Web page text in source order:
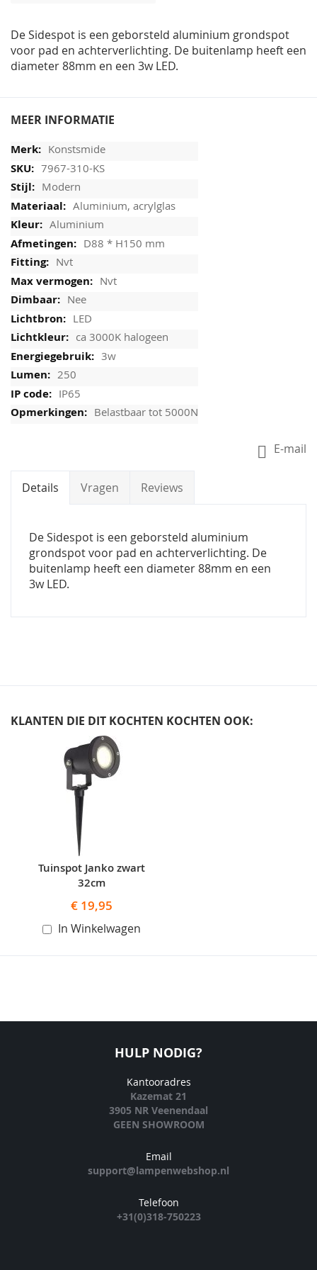
De Sidespot is een geborsteld aluminium grondspot
voor pad en achterverlichting. De buitenlamp heeft een
diameter 88mm en een 3w LED.
MEER INFORMATIE
Konstsmide
7967-310-KS
Modern
Aluminium, acrylglas
Aluminium
D88 * H150 mm
Nvt
Nvt
Nee
LED
ca 3000K halogeen
3w
250
IP65
Belastbaar tot 5000N
E-mail
Details Vragen Reviews
De Sidespot is een geborsteld aluminium
grondspot voor pad en achterverlichting. De
buitenlamp heeft een diameter 88mm en een
3w LED.
KLANTEN DIE DIT KOCHTEN KOCHTEN OOK:
carousel
Tuinspot Janko zwart
32cm
€ 19,95
In Winkelwagen
HULP NODIG?
Kantooradres
Kazemat 21
3905 NR Veenendaal
GEEN SHOWROOM
Email
support@lampenwebshop.nl
Telefoon
+31(0)318-750223